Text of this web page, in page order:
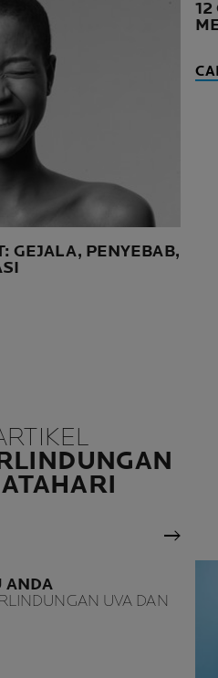
GEJALA, PENYEBAB,
12
Panel
ANDA
UVA DAN